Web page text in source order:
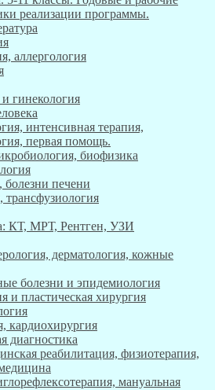
реализации программы.
аллергология
гинекология
интенсивная терапия,
первая помощь.
биофизика
болезни печени
трансфузиология
КТ, МРТ, Рентген, УЗИ
дерматология, кожные
болезни и эпидемиология
и пластическая хирургия
кардиохирургия
диагностика
реабилитация, физиотерапия,
мануальная